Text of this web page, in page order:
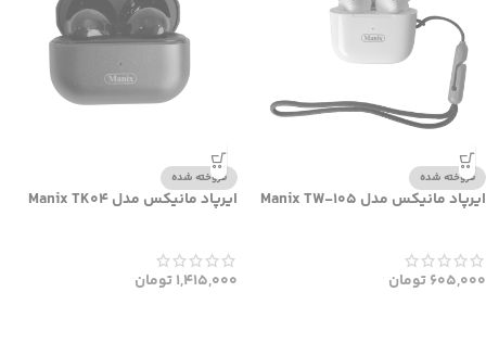
فروخته شده
ایرپاد مانیکس مدل Manix TW-105
605,000تومان
فروخته شده
ایرپاد مانیکس مدل Manix TK04
1,415,000تومان